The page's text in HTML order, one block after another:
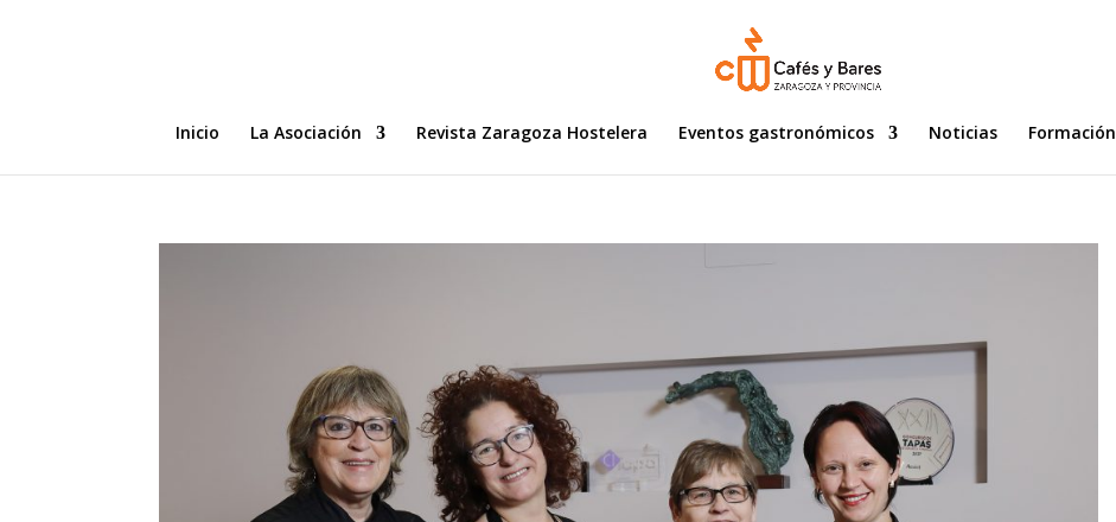
Inicio La Asociación Revista Zaragoza Hostelera Eventos gastronómicos Noticias Formación